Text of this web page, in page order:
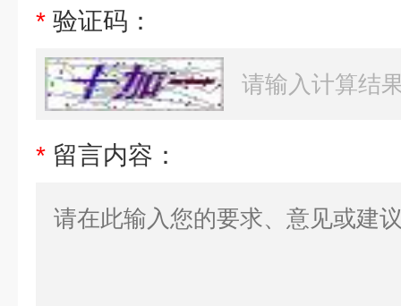
* 验证码：
* 留言内容：